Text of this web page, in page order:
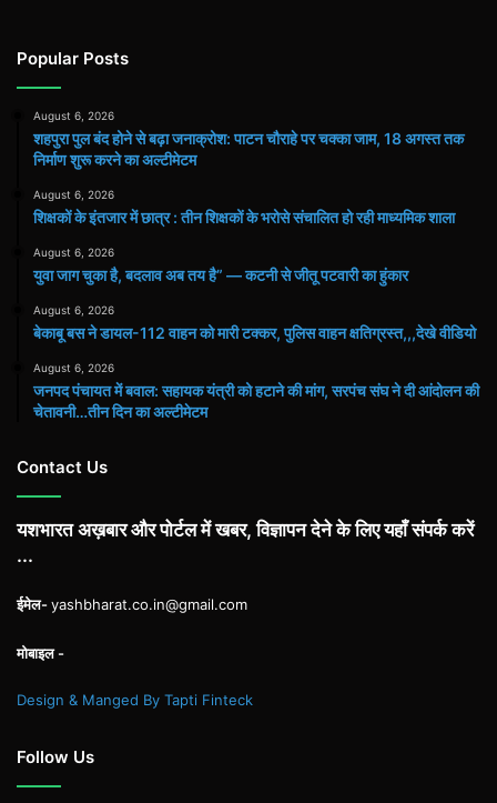
Popular Posts
August 6, 2026
शहपुरा पुल बंद होने से बढ़ा जनाक्रोश: पाटन चौराहे पर चक्का जाम, 18 अगस्त तक
निर्माण शुरू करने का अल्टीमेटम
August 6, 2026
शिक्षकों के इंतजार में छात्र : तीन शिक्षकों के भरोसे संचालित हो रही माध्यमिक शाला
August 6, 2026
युवा जाग चुका है, बदलाव अब तय है” — कटनी से जीतू पटवारी का हुंकार
August 6, 2026
बेकाबू बस ने डायल-112 वाहन को मारी टक्कर, पुलिस वाहन क्षतिग्रस्त,,,देखे वीडियो
August 6, 2026
जनपद पंचायत में बवाल: सहायक यंत्री को हटाने की मांग, सरपंच संघ ने दी आंदोलन की
चेतावनी…तीन दिन का अल्टीमेटम
Contact Us
यशभारत अख़बार और पोर्टल में खबर, विज्ञापन देने के लिए यहाँ संपर्क करें
...
ईमेल-yashbharat.co.in@gmail.com
मोबाइल -
Design & Manged By Tapti Finteck
Follow Us